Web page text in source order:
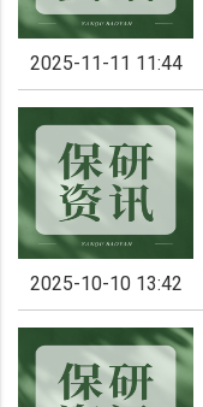
2025-11-11 11:44
2025-10-10 13:42